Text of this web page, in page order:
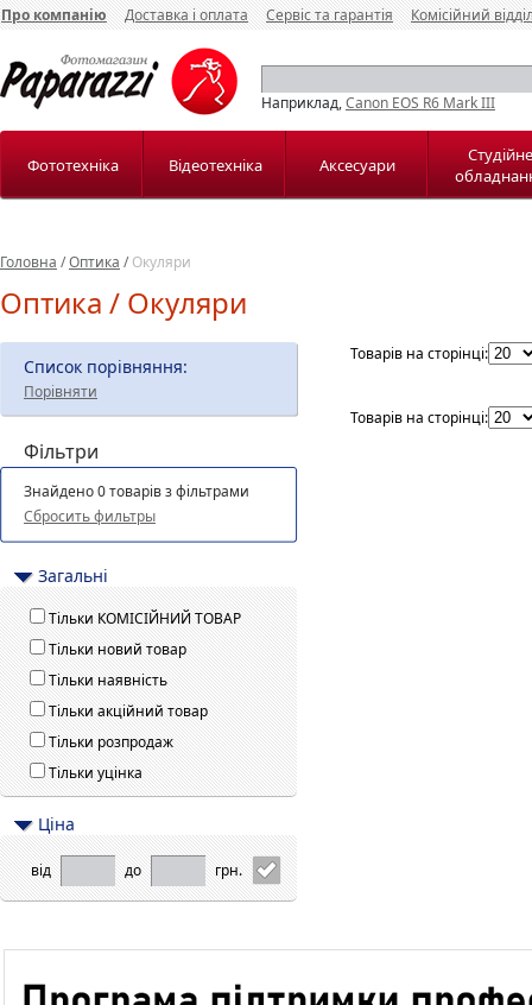
Про компанію Доставка і оплата Сервіс та гарантія Комісійний
Наприклад,Canon EOS R6 Mark III
Фототехніка Відеотехніка Аксесуари
Студійне
Головна /Оптика /Окуляри
Оптика / Окуляри
Список порівняння:
Порівняти
Фільтри
Знайдено 0 товарів з фільтрами
Сбросить фильтры
Загальні
Тільки КОМІСІЙНИЙ ТОВАР
Тільки новий товар
Тільки наявність
Тільки акційний товар
Тільки розпродаж
Тільки уцінка
Цiна
від до грн.
Товарів на сторінці:
Товарів на сторінці: